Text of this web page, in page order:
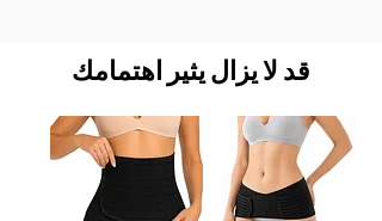
قد لا يزال يثير اهتمامك